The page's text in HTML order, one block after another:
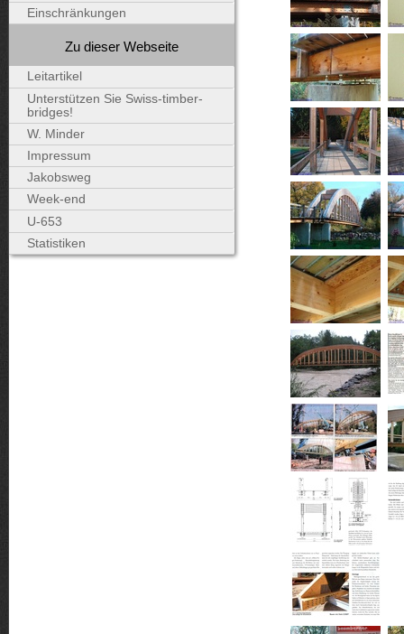
Einschränkungen
Zu dieser Webseite
Leitartikel
Unterstützen Sie Swiss-timber-
bridges!
W. Minder
Impressum
Jakobsweg
Week-end
U-653
Statistiken